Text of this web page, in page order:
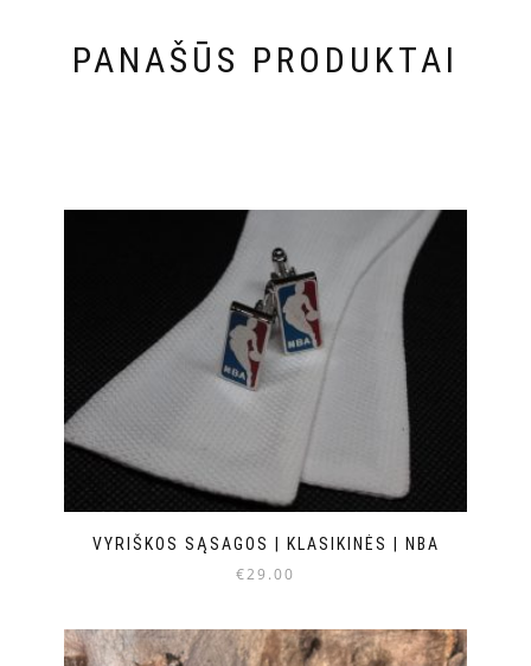
PANAŠŪS PRODUKTAI
VYRIŠKOS SĄSAGOS | KLASIKINĖS | NBA
€29.00